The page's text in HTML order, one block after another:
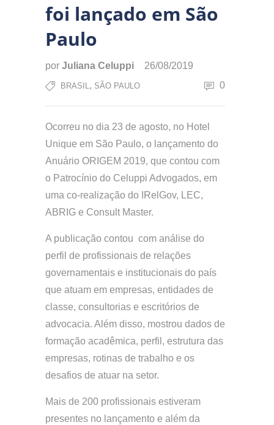
foi lançado em São
Paulo
por Juliana Celuppi 26/08/2019
BRASIL, SÃO PAULO 0
Ocorreu no dia 23 de agosto, no Hotel
Unique em São Paulo, o lançamento do
Anuário ORIGEM 2019, que contou com
o Patrocínio do Celuppi Advogados, em
uma co-realização do IRelGov, LEC,
ABRIG e Consult Master.
A publicação contou com análise do
perfil de profissionais de relações
governamentais e institucionais do país
que atuam em empresas, entidades de
classe, consultorias e escritórios de
advocacia. Além disso, mostrou dados de
formação acadêmica, perfil, estrutura das
empresas, rotinas de trabalho e os
desafios de atuar na setor.
Mais de 200 profissionais estiveram
presentes no lançamento e além da